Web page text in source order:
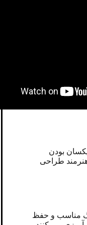
بودن
هنرمند طراحی
مناسب و حفظ